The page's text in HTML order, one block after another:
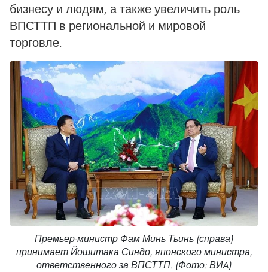
бизнесу и людям, а также увеличить роль
ВПСТТП в региональной и мировой
торговле.
Премьер-министр Фам Минь Тьинь (справа)
принимает Йошитака Синдо, японского министра,
ответственного за ВПСТТП. (Фото: ВИA)